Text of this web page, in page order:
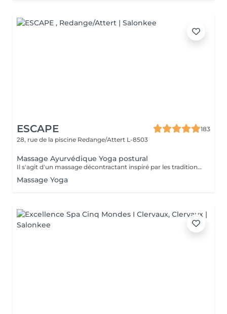
ESCAPE
183
28, rue de la piscine Redange/Attert L-8503
Massage Ayurvédique Yoga postural
Il s'agit d'un massage décontractant inspiré par les traditions indiennes d'Ayurvéda et de Yoga. Cette technique qui permet de redonner de l'élasticité à la colonne vertébrale, utilise des mouvements, des flexions et des torsions qui sont parfaitement harmonisées entre elles, ce qui va permettre au corps de s'étirer et de s'échauffer. La technique peut se réaliser avec les mains et avec les pieds, en fonction du cas. BÉNÉFICES DU MASSAGE AYURDÉVIQUE YOGA POSTURAL Connexion avec une respiration consciente Promeut la flexibilité des muscles et la mobilité des articulations Aide à améliorer la posture en contribuant au bien-être et à l'équilibre du corps.
Massage Yoga